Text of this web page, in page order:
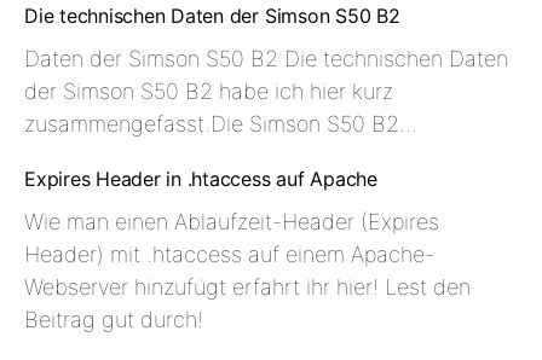
Die technischen Daten der Simson S50 B2
Daten der Simson S50 B2 Die technischen Daten
der Simson S50 B2 habe ich hier kurz
zusammengefasst.Die Simson S50 B2…
Expires Header in .htaccess auf Apache
Wie man einen Ablaufzeit-Header (Expires
Header) mit .htaccess auf einem Apache-
Webserver hinzufügt erfahrt ihr hier! Lest den
Beitrag gut durch!